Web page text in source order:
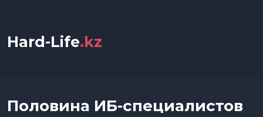
Hard-Life.kz
Половина ИБ-специалистов